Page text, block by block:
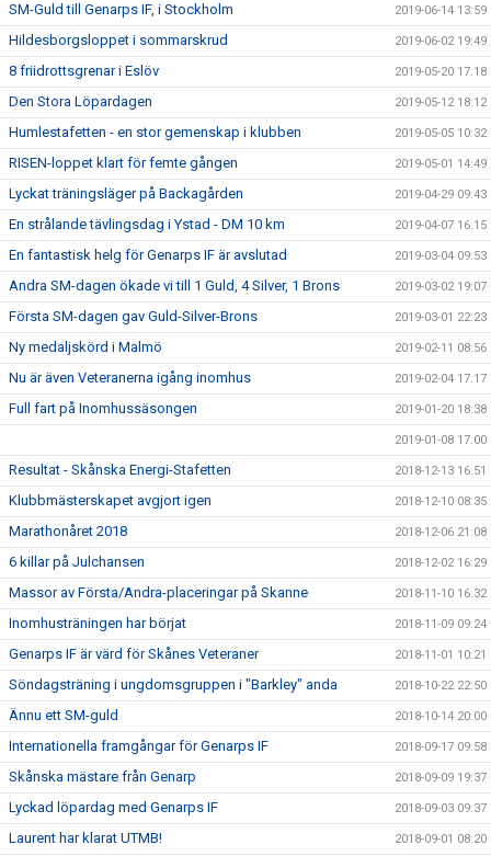
SM-Guld till Genarps IF, i Stockholm 2019-06-14 13:59
Hildesborgsloppet i sommarskrud 2019-06-02 19:49
8 friidrottsgrenar i Eslöv 2019-05-20 17:18
Den Stora Löpardagen 2019-05-12 18:12
Humlestafetten - en stor gemenskap i klubben 2019-05-05 10:32
RISEN-loppet klart för femte gången 2019-05-01 14:49
Lyckat träningsläger på Backagården 2019-04-29 09:43
En strålande tävlingsdag i Ystad - DM 10 km 2019-04-07 16:15
En fantastisk helg för Genarps IF är avslutad 2019-03-04 09:53
Andra SM-dagen ökade vi till 1 Guld, 4 Silver, 1 Brons 2019-03-02 19:07
Första SM-dagen gav Guld-Silver-Brons 2019-03-01 22:23
Ny medaljskörd i Malmö 2019-02-11 08:56
Nu är även Veteranerna igång inomhus 2019-02-04 17:17
Full fart på Inomhussäsongen 2019-01-20 18:38
2019-01-08 17:00
Resultat - Skånska Energi-Stafetten 2018-12-13 16:51
Klubbmästerskapet avgjort igen 2018-12-10 08:35
Marathonåret 2018 2018-12-06 21:08
6 killar på Julchansen 2018-12-02 16:29
Massor av Första/Andra-placeringar på Skanne 2018-11-10 16:32
Inomhusträningen har börjat 2018-11-09 09:24
Genarps IF är värd för Skånes Veteraner 2018-11-01 10:21
Söndagsträning i ungdomsgruppen i "Barkley" anda 2018-10-22 22:50
Ännu ett SM-guld 2018-10-14 20:00
Internationella framgångar för Genarps IF 2018-09-17 09:58
Skånska mästare från Genarp 2018-09-09 19:37
Lyckad löpardag med Genarps IF 2018-09-03 09:37
Laurent har klarat UTMB! 2018-09-01 08:20